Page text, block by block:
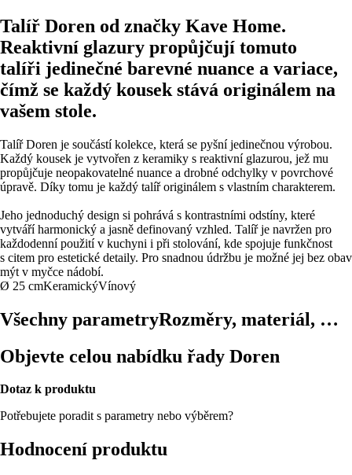
Talíř Doren od značky Kave Home.
Reaktivní glazury propůjčují tomuto
talíři jedinečné barevné nuance a variace,
čímž se každý kousek stává originálem na
vašem stole.
Talíř Doren je součástí kolekce, která se pyšní jedinečnou výrobou.
Každý kousek je vytvořen z keramiky s reaktivní glazurou, jež mu
propůjčuje neopakovatelné nuance a drobné odchylky v povrchové
úpravě. Díky tomu je každý talíř originálem s vlastním charakterem.
Jeho jednoduchý design si pohrává s kontrastními odstíny, které
vytváří harmonický a jasně definovaný vzhled. Talíř je navržen pro
každodenní použití v kuchyni i při stolování, kde spojuje funkčnost
s citem pro estetické detaily. Pro snadnou údržbu je možné jej bez obav
mýt v myčce nádobí.
Ø 25 cmKeramickýVínový
Všechny parametryRozměry, materiál, …
Objevte celou nabídku řady Doren
Dotaz k produktu
Potřebujete poradit s parametry nebo výběrem?
Hodnocení produktu